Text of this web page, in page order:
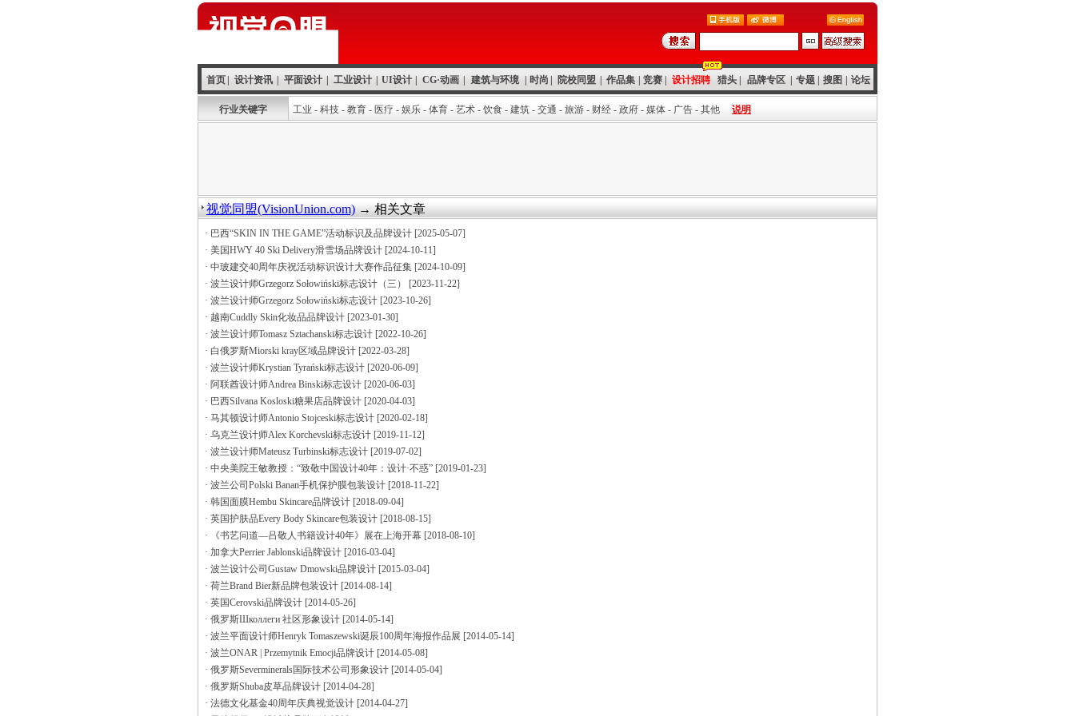
首页 设计资讯 平面设计 工业设计 UI设计 CG·动画 建筑与环境 时尚 院校同盟 作品集 竞赛 设计招聘 猎头 品牌专区 专题 搜图 论坛
行业关键字 工业 - 科技 - 教育 - 医疗 - 娱乐 - 体育 - 艺术 - 饮食 - 建筑 - 交通 - 旅游 - 财经 - 政府 - 媒体 - 广告 - 其他 说明
视觉同盟(VisionUnion.com) → 相关文章
· 巴西“SKIN IN THE GAME”活动标识及品牌设计 [2025-05-07]
· 美国HWY 40 Ski Delivery滑雪场品牌设计 [2024-10-11]
· 中玻建交40周年庆祝活动标识设计大赛作品征集 [2024-10-09]
· 波兰设计师Grzegorz Sołowiński标志设计（三）
[2023-11-22]
· 波兰设计师Grzegorz Sołowiński标志设计 [2023-10-26]
· 越南Cuddly Skin化妆品品牌设计 [2023-01-30]
· 波兰设计师Tomasz Sztachanski标志设计 [2022-10-26]
· 白俄罗斯Miorski kray区域品牌设计 [2022-03-28]
· 波兰设计师Krystian Tyrański标志设计 [2020-06-09]
· 阿联酋设计师Andrea Binski标志设计 [2020-06-03]
· 巴西Silvana Kosloski糖果店品牌设计 [2020-04-03]
· 马其顿设计师Antonio Stojceski标志设计 [2020-02-18]
· 乌克兰设计师Alex Korchevski标志设计 [2019-11-12]
· 波兰设计师Mateusz Turbinski标志设计 [2019-07-02]
· 中央美院王敏教授：“致敬中国设计40年：设计·不惑” [2019-01-23]
· 波兰公司Polski Banan手机保护膜包装设计 [2018-11-22]
· 韩国面膜Hembu Skincare品牌设计 [2018-09-04]
· 英国护肤品Every Body Skincare包装设计 [2018-08-15]
· 《书艺问道—吕敬人书籍设计40年》展在上海开幕 [2018-08-10]
· 加拿大Perrier Jablonski品牌设计 [2016-03-04]
· 波兰设计公司Gustaw Dmowski品牌设计 [2015-03-04]
· 荷兰Brand Bier新品牌包装设计 [2014-08-14]
· 英国Cerovski品牌设计 [2014-05-26]
· 俄罗斯Школлеги 社区形象设计 [2014-05-14]
· 波兰平面设计师Henryk Tomaszewski诞辰100周年海报作品展 [2014-05-14]
· 波兰ONAR | Przemytnik Emocji品牌设计 [2014-05-08]
· 俄罗斯Severminerals国际技术公司形象设计 [2014-05-04]
· 俄罗斯Shuba皮草品牌设计 [2014-04-28]
· 法德文化基金40周年庆典视觉设计 [2014-04-27]